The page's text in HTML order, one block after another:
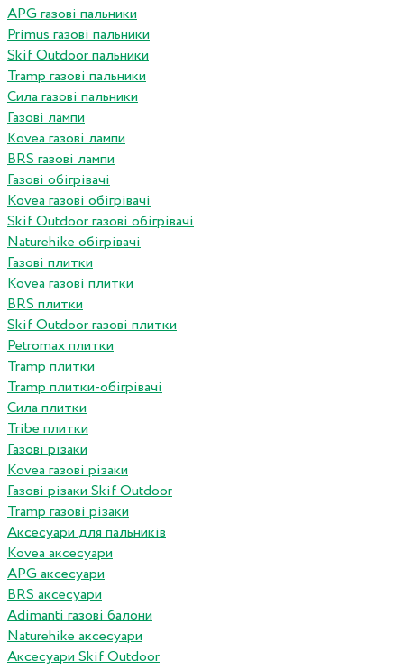
APG газові пальники
Primus газові пальники
Skif Outdoor пальники
Tramp газові пальники
Сила газові пальники
Газові лампи
Kovea газові лампи
BRS газові лампи
Газові обігрівачі
Kovea газові обігрівачі
Skif Outdoor газові обігрівачі
Naturehike обігрівачі
Газові плитки
Kovea газові плитки
BRS плитки
Skif Outdoor газові плитки
Petromax плитки
Tramp плитки
Tramp плитки-обігрівачі
Сила плитки
Tribe плитки
Газові різаки
Kovea газові різаки
Газові різаки Skif Outdoor
Tramp газові різаки
Аксесуари для пальників
Kovea аксесуари
APG аксесуари
BRS аксесуари
Adimanti газові балони
Naturehike аксесуари
Аксесуари Skif Outdoor